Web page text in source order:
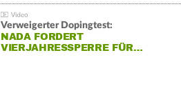
Verweigerter Dopingtest:
NADA FORDERT
VIERJAHRESSPERRE FÜR…